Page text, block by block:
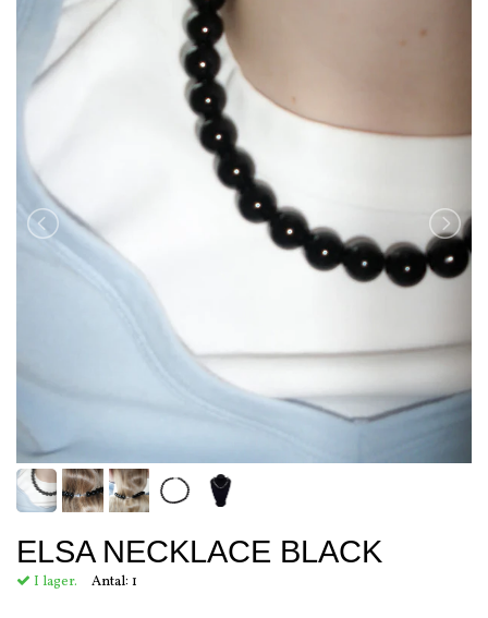
ELSA NECKLACE BLACK
I lager. Antal: 1